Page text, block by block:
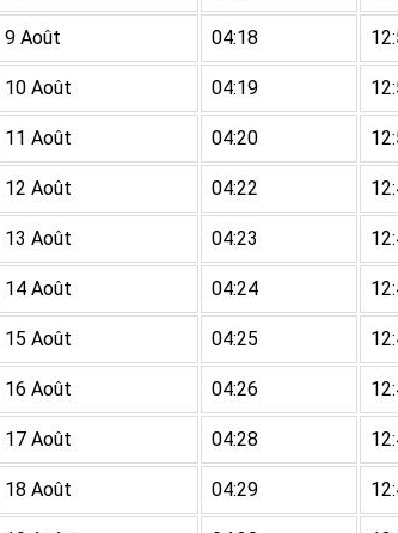
9 Août 04:18
10 Août 04:19
11 Août 04:20
12 Août 04:22
13 Août 04:23
14 Août 04:24
15 Août 04:25
16 Août 04:26
17 Août 04:28
18 Août 04:29